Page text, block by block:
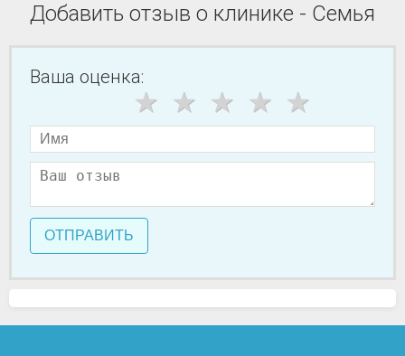
Добавить отзыв о клинике - Семья
Ваша оценка:
ОТПРАВИТЬ